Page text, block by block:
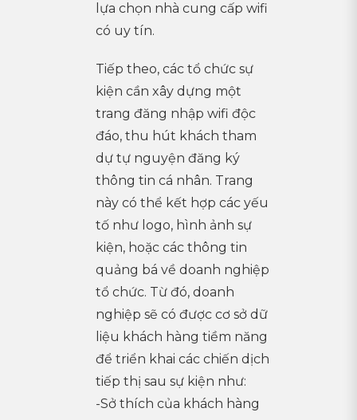
lựa chọn nhà cung cấp wifi
có uy tín.
Tiếp theo, các tổ chức sự
kiện cần xây dựng một
trang đăng nhập wifi độc
đáo, thu hút khách tham
dự tự nguyện đăng ký
thông tin cá nhân. Trang
này có thể kết hợp các yếu
tố như logo, hình ảnh sự
kiện, hoặc các thông tin
quảng bá về doanh nghiệp
tổ chức. Từ đó, doanh
nghiệp sẽ có được cơ sở dữ
liệu khách hàng tiềm năng
để triển khai các chiến dịch
tiếp thị sau sự kiện như:
-Sở thích của khách hàng